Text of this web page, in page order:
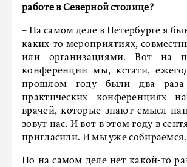
работе в Северной столице?
– На самом деле в Петербурге я
каких-то мероприятиях,
или организациями. Вот на
конференции мы, кстати,
прошлом году были два
практических конференциях
врачей, которые знают смысл
зовут нас. И вот в этом году в
пригласили. И мы уже собираемся.
Но на самом деле нет какой-то